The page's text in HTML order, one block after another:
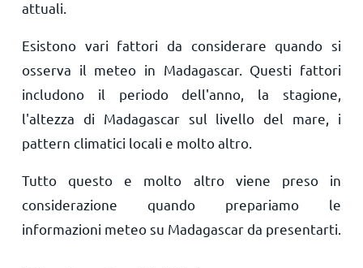
attuali.
Esistono vari fattori da considerare quando si
osserva il meteo in Madagascar. Questi fattori
includono il periodo dell'anno, la stagione,
l'altezza di Madagascar sul livello del mare, i
pattern climatici locali e molto altro.
Tutto questo e molto altro viene preso in
considerazione quando prepariamo le
informazioni meteo su Madagascar da presentarti.